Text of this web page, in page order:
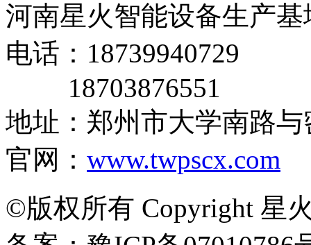
河南星火智能设备生产基
电话：18739940729
18703876551
地址：郑州市大学南路
官网： www.twpscx.com
©版权所有 Copyright 星